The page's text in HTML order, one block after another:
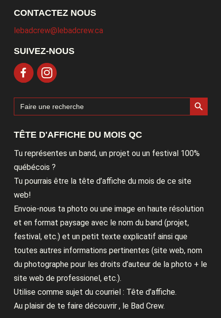
CONTACTEZ NOUS
lebadcrew@lebadcrew.ca
SUIVEZ-NOUS
Search
for:
Search Button
TÊTE D'AFFICHE DU MOIS QC
Tu représentes un band, un projet ou un festival 100%
québécois ?
Tu pourrais être la tête d’affiche du mois de ce site
web!
Envoie-nous ta photo ou une image en haute résolution
et en format paysage avec le nom du band (projet,
festival, etc.) et un petit texte explicatif ainsi que
toutes autres informations pertinentes (site web, nom
du photographe pour les droits d’auteur de la photo + le
site web de professionel, etc.).
Utilise comme sujet du courriel : Tête d’affiche.
Au plaisir de te faire découvrir , le Bad Crew.